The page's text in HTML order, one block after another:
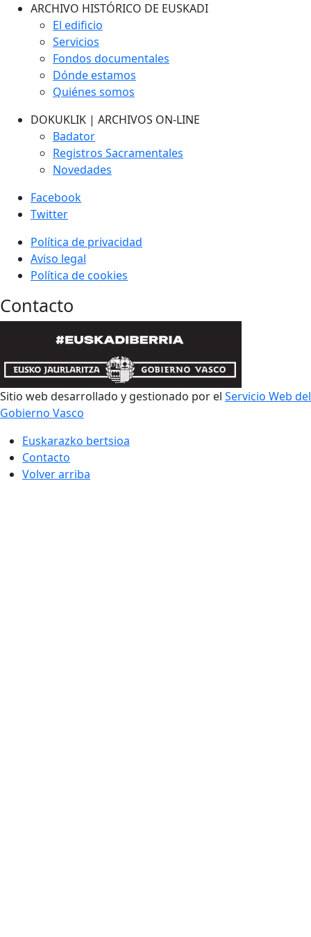
ARCHIVO HISTÓRICO DE EUSKADI
El edificio
Servicios
Fondos documentales
Dónde estamos
Quiénes somos
DOKUKLIK | ARCHIVOS ON-LINE
Badator
Registros Sacramentales
Novedades
Facebook
Twitter
Política de privacidad
Aviso legal
Política de cookies
Contacto
Sitio web desarrollado y gestionado por el Servicio Web del
Gobierno Vasco
Euskarazko bertsioa
Contacto
Volver arriba